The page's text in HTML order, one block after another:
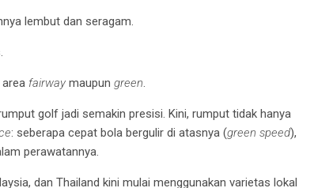
lembut dan seragam.
fairway maupun green.
golf jadi semakin presisi. Kini, rumput tidak hanya
: seberapa cepat bola bergulir di atasnya (green speed),
perawatannya.
dan Thailand kini mulai menggunakan varietas lokal